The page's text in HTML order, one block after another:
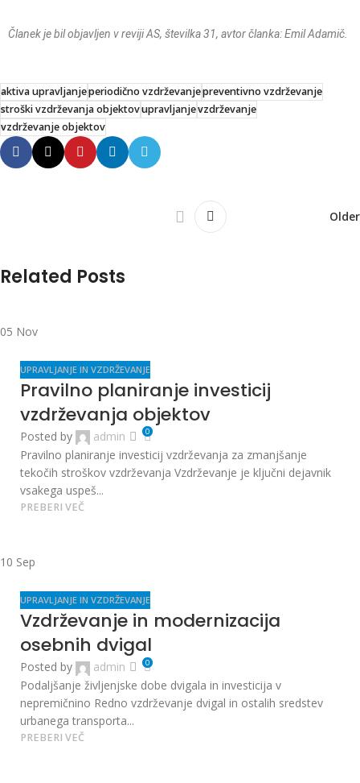
Članek je bil objavljen v reviji AS, številka 31, avtor članka: Emil Adamič.
aktiva upravljanjeperiodično vzdrževanjepreventivno vzdrževanje
stroški vzdrževanja objektovupravljanjevzdrževanje
vzdrževanje objektov
Older
Related Posts
05 Nov
UPRAVLJANJE IN VZDRŽEVANJE
Pravilno planiranje investicij
vzdrževanja objektov
Posted by admin 0
Pravilno planiranje investicij vzdrževanja za zmanjšanje
tekočih stroškov vzdrževanja Vzdrževanje je ključni dejavnik
vsakega uspeš...
PREBERI VEČ
10 Sep
UPRAVLJANJE IN VZDRŽEVANJE
Vzdrževanje in modernizacija
osebnih dvigal
Posted by admin 0
Podaljšanje življenjske dobe dvigala in investicija v
nepremičnino Redno vzdrževanje dvigal in ostalih sredstev
urbanega transporta...
PREBERI VEČ